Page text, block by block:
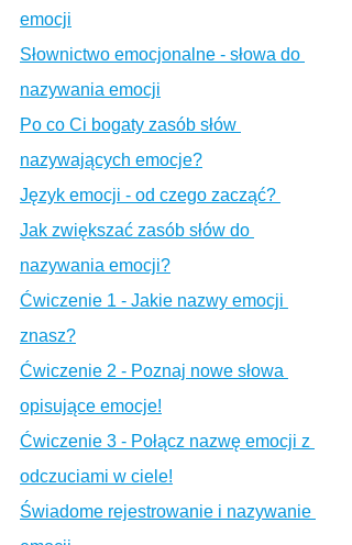
emocji
Słownictwo emocjonalne - słowa do
nazywania emocji
Po co Ci bogaty zasób słów
nazywających emocje?
Język emocji - od czego zacząć?
Jak zwiększać zasób słów do
nazywania emocji?
Ćwiczenie 1 - Jakie nazwy emocji
znasz?
Ćwiczenie 2 - Poznaj nowe słowa
opisujące emocje!
Ćwiczenie 3 - Połącz nazwę emocji z
odczuciami w ciele!
Świadome rejestrowanie i nazywanie